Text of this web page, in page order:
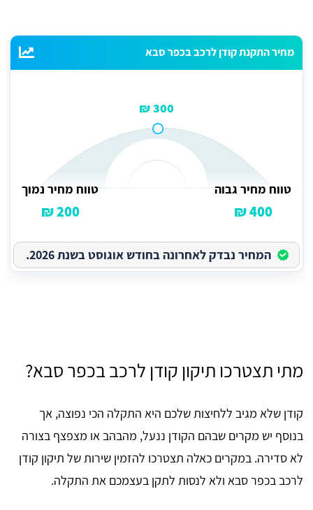
מחיר התקנת קודן לרכב בכפר סבא
300 ₪
טווח מחיר גבוה
400 ₪
טווח מחיר נמוך
200 ₪
המחיר נבדק לאחרונה בחודש אוגוסט בשנת 2026.
מתי תצטרכו תיקון קודן לרכב בכפר סבא?
קודן שלא מגיב ללחיצות שלכם היא התקלה הכי נפוצה, אך
בנוסף יש מקרים שבהם הקודן ננעל, מהבהב או מצפצף בצורה
לא סדירה. במקרים כאלה תצטרכו להזמין שירות של תיקון קודן
לרכב בכפר סבא ולא לנסות לתקן בעצמכם את התקלה.